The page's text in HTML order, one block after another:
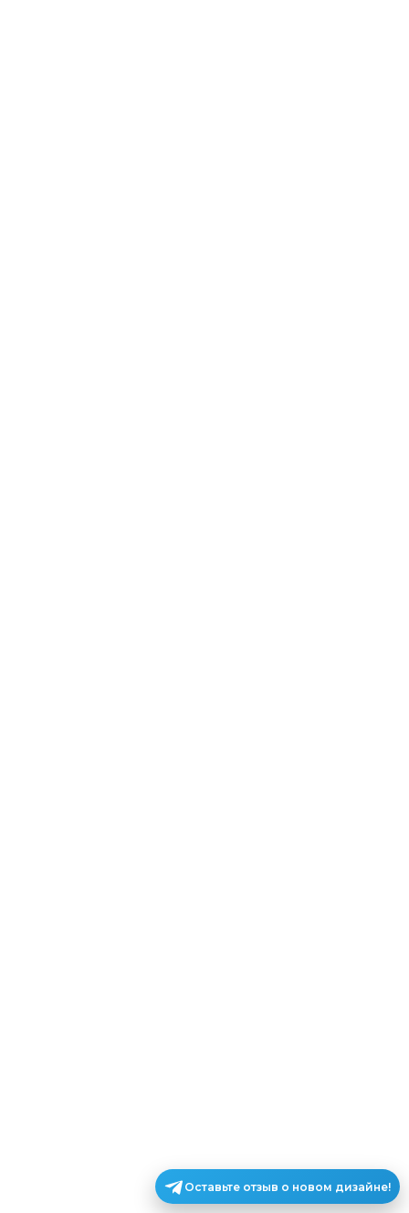
Оставьте отзыв о новом дизайне!